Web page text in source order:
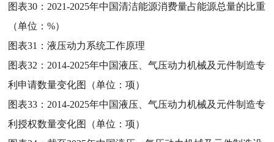
图表30： 2021-2025年中国清洁能源消费量占能源总量的比重
（单位：%）
图表31：液压动力系统工作原理
图表32： 2014-2025年中国液压、气压动力机械及元件制造专
利申请数量变化图（单位：项）
图表33： 2014-2025年中国液压、气压动力机械及元件制造专
利授权数量变化图（单位：项）